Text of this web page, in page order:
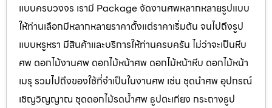
แบบครบวงจร เรามี Package จัดงานศพหลากหลายรูปแบบ
ให้ท่านเลือกมีหลากหลายราคาตั้งแต่ราคาเริ่มต้น จนไปถึงรูป
แบบหรูหรา มีสินค้าและบริการให้ท่านครบครัน ไม่ว่าจะเป็นหีบ
ศพ ดอกไม้งานศพ ดอกไม้หน้าศพ ดอกไม้หน้าหีบ ดอกไม้หน้า
เมรุ รวมไปถึงของใช้ที่จำเป็นในงานศพ เช่น ชุดนำศพ อุปกรณ์
เชิญวิญญาณ ชุดดอกไม้รดน้ำศพ ธูปตะเกียง กระถางธูป